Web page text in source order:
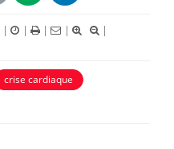
| | | |
|
crise cardiaque